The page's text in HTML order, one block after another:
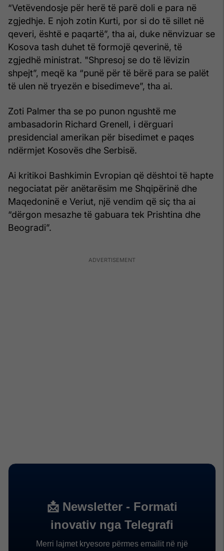
“Vetëvendosje për herë të parë doli e para në
zgjedhje. E njoh zotin Kurti, por si do të sillet në
qeveri, është e paqartë”, tha ai, duke nënvizuar se
Kosova tash duhet të formojë qeverinë, të
zgjedhë ministrat. "Shpresoj se do të lëvizin
shpejt”, meqë ka “punë për të bërë para se palët
të ulen në tryezën e bisedimeve”, tha ai.
Zoti Palmer tha se po punon ngushtë me
ambasadorin Richard Grenell, i dërguari
presidencial amerikan për bisedimet e paqes
ndërmjet Kosovës dhe Serbisë.
Ai kritikoi Bashkimin Evropian që dështoi të hapte
negociatat për anëtarësim me Shqipërinë dhe
Maqedoninë e Veriut, një vendim që siç tha ai
“dërgon mesazhe të gabuara tek Prishtina dhe
Beogradi”.